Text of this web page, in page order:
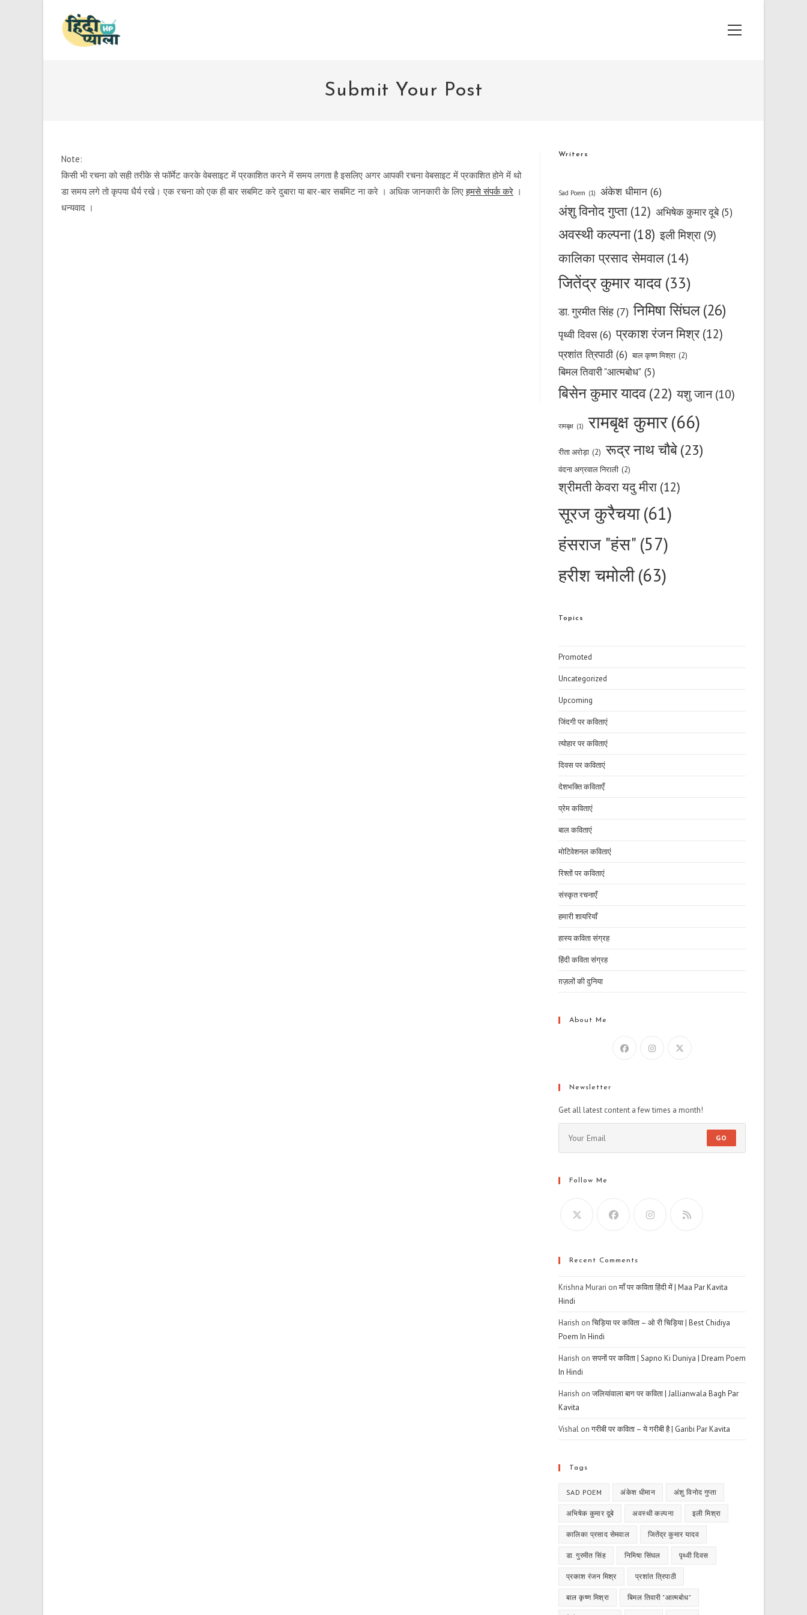
Main
Submit Your Post
Note:
किसी भी रचना को सही तरीके से फॉर्मेट करके वेबसाइट में प्रकाशित करने में समय लगता है इसलिए अगर आपकी रचना वेबसाइट में प्रकाशित होने में थो
डा समय लगे तो कृपया धैर्य रखे। एक रचना को एक ही बार सबमिट करे दुबारा या बार-बार सबमिट ना करे । अधिक जानकारी के लिएहमसे संपर्क करे ।
धन्यवाद ।
Writers
Sad Poem (1) अंकेश धीमान (6)
अंशु विनोद गुप्ता (12) अभिषेक कुमार दूबे (5)
अवस्थी कल्पना (18) इली मिश्रा (9)
कालिका प्रसाद सेमवाल (14)
जितेंद्र कुमार यादव (33)
डा. गुरमीत सिंह (7) निमिषा सिंघल(26)
पृथ्वी दिवस (6) प्रकाश रंजन मिश्र (12)
प्रशांत त्रिपाठी (6) बाल कृष्ण मिश्रा (2)
बिमल तिवारी "आत्मबोध" (5)
बिसेन कुमार यादव(22) यशु जान (10)
रामबृक्ष (1) रामबृक्ष कुमार(66)
रीता अरोड़ा (2) रूद्र नाथ चौबे(23)
वंदना अग्रवाल निराली (2)
श्रीमती केवरा यदु मीरा (12)
सूरज कुरैचया(61)
हंसराज "हंस" (57)
हरीश चमोली(63)
Topics
Promoted
Uncategorized
Upcoming
जिंदगी पर कविताएं
त्योहार पर कविताएं
दिवस पर कविताएं
देशभक्ति कविताएँ
प्रेम कविताएं
बाल कविताएं
मोटिवेशनल कविताएं
रिश्तों पर कविताएं
संस्कृत रचनाएँ
हमारी शायरियाँ
हास्य कविता संग्रह
हिंदी कविता संग्रह
ग़ज़लों की दुनिया
About Me
Newsletter
Get all latest content a few times a month!
GO
Follow Me
Recent Comments
Krishna Murari onमाँ पर कविता हिंदी में | Maa Par Kavita
Hindi
Harish onचिड़िया पर कविता – ओ री चिड़िया | Best Chidiya
Poem In Hindi
Harish onसपनों पर कविता | Sapno Ki Duniya | Dream Poem
In Hindi
Harish onजलियांवाला बाग पर कविता | Jallianwala Bagh Par
Kavita
Vishal onगरीबी पर कविता – ये गरीबी है | Garibi Par Kavita
Tags
SAD POEM अंकेश धीमान अंशु विनोद गुप्ता
अभिषेक कुमार दूबे अवस्थी कल्पना इली मिश्रा
कालिका प्रसाद सेमवाल जितेंद्र कुमार यादव
डा. गुरमीत सिंह निमिषा सिंघल पृथ्वी दिवस
प्रकाश रंजन मिश्र प्रशांत त्रिपाठी
बाल कृष्ण मिश्रा बिमल तिवारी "आत्मबोध"